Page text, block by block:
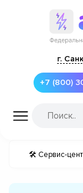
г.
+7 (800)
🛠 Сервис-